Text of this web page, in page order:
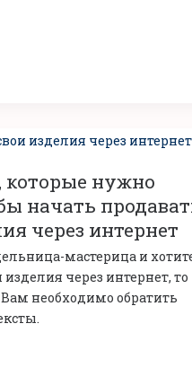
которые нужно
начать
через интернет
мастерица и
изделия через интернет, то
необходимо обратить